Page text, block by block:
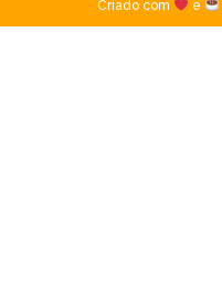
Criado com
e